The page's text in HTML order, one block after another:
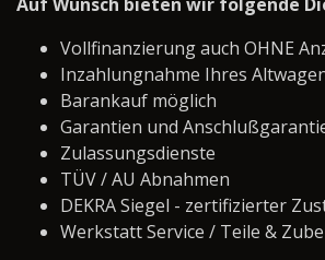
Vollfinanzierung auch OHNE
Inzahlungnahme Ihres
Barankauf möglich
Garantien und
Zulassungsdienste
TÜV / AU Abnahmen
DEKRA Siegel - zertifizierter
Werkstatt Service / Teile &